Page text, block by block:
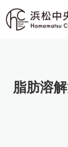
ン
テ
ビ
ゲ
脂肪溶